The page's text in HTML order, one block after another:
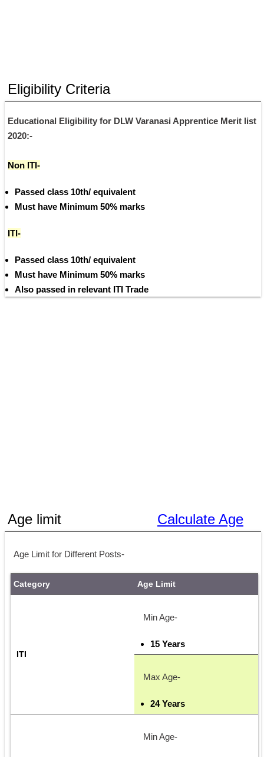
Eligibility Criteria
Educational Eligibility for DLW Varanasi Apprentice Merit list
2020:-
Non lTI-
Passed class 10th/ equivalent
Must have Minimum 50% marks
ITI-
Passed class 10th/ equivalent
Must have Minimum 50% marks
Also passed in relevant ITI Trade
Age limit Calculate Age
Age Limit for Different Posts-
Category Age Limit
ITI
Min Age-
15 Years
Max Age-
24 Years
Min Age-